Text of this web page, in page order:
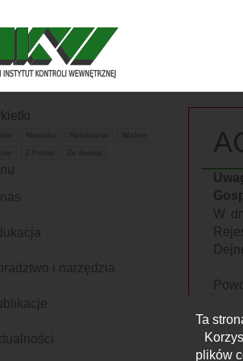
W
W
Rekrutacja
Ważne
i narzędzia
Ta
plików